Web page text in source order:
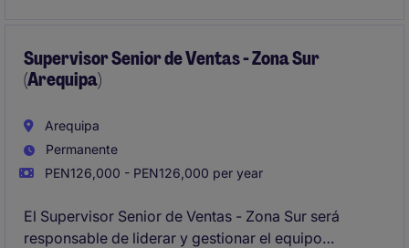
Supervisor Senior de Ventas - Zona Sur
(Arequipa)
Arequipa
Permanente
PEN126,000 - PEN126,000 per year
El Supervisor Senior de Ventas - Zona Sur será
responsable de liderar y gestionar el equipo